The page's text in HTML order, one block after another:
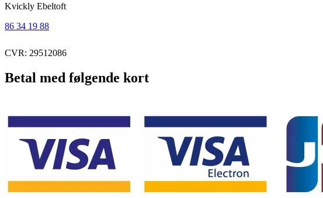
Kvickly Ebeltoft
86 34 19 88
CVR: 29512086
Betal med følgende kort